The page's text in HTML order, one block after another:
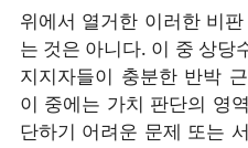
위에서 열거한 이러한 비
는 것은 아니다. 이 중 상당
지지자들이 충분한 반박
이 중에는 가치 판단의 영
단하기 어려운 문제 또는